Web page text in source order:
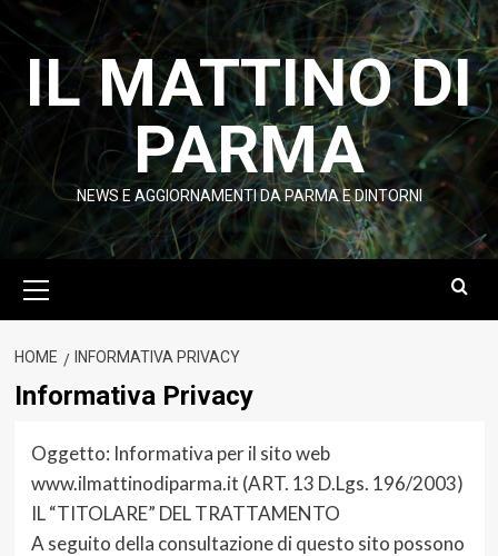
contenuto
IL MATTINO DI
PARMA
NEWS E AGGIORNAMENTI DA PARMA E DINTORNI
principale
HOME INFORMATIVA PRIVACY
Informativa Privacy
Oggetto: Informativa per il sito web
www.ilmattinodiparma.it (ART. 13 D.Lgs. 196/2003)
IL “TITOLARE” DEL TRATTAMENTO
A seguito della consultazione di questo sito possono